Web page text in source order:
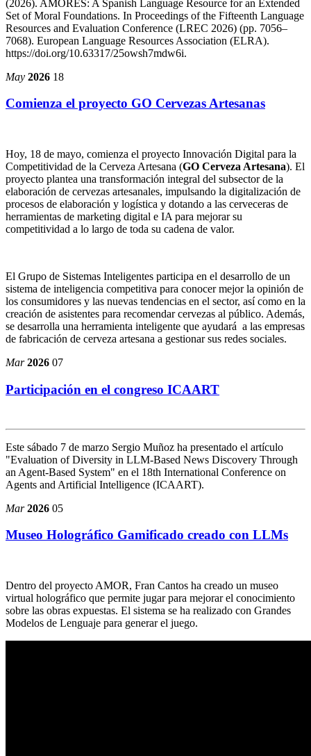
(2026). AMORES: A Spanish Language Resource for an Extended
Set of Moral Foundations. In Proceedings of the Fifteenth Language
Resources and Evaluation Conference (LREC 2026) (pp. 7056–
7068). European Language Resources Association (ELRA).
https://doi.org/10.63317/25owsh7mdw6i.
May 2026 18
Comienza el proyecto GO Cervezas Artesanas
Hoy, 18 de mayo, comienza el proyecto Innovación Digital para la
Competitividad de la Cerveza Artesana (GO Cerveza Artesana). El
proyecto plantea una transformación integral del subsector de la
elaboración de cervezas artesanales, impulsando la digitalización de
procesos de elaboración y logística y dotando a las cerveceras de
herramientas de marketing digital e IA para mejorar su
competitividad a lo largo de toda su cadena de valor.
El Grupo de Sistemas Inteligentes participa en el desarrollo de un
sistema de inteligencia competitiva para conocer mejor la opinión de
los consumidores y las nuevas tendencias en el sector, así como en la
creación de asistentes para recomendar cervezas al público. Además,
se desarrolla una herramienta inteligente que ayudará a las empresas
de fabricación de cerveza artesana a gestionar sus redes sociales.
Mar 2026 07
Participación en el congreso ICAART
Este sábado 7 de marzo Sergio Muñoz ha presentado el artículo
"Evaluation of Diversity in LLM-Based News Discovery Through
an Agent-Based System" en el 18th International Conference on
Agents and Artificial Intelligence (ICAART).
Mar 2026 05
Museo Holográfico Gamificado creado con LLMs
Dentro del proyecto AMOR, Fran Cantos ha creado un museo
virtual holográfico que permite jugar para mejorar el conocimiento
sobre las obras expuestas. El sistema se ha realizado con Grandes
Modelos de Lenguaje para generar el juego.